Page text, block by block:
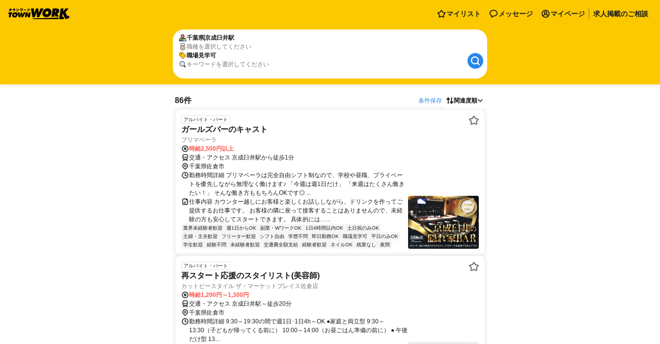
マイリスト メッセージ マイページ 求人掲載のご相談
千葉県京成臼井駅
職種を選択してください
職場見学可
キーワードを選択してください
86件 条件保存 関連度順
アルバイト・パート
ガールズバーのキャスト
プリマベーラ
時給2,500円以上
交通・アクセス 京成臼井駅から徒歩1分
千葉県佐倉市
勤務時間詳細 プリマベーラは完全自由シフト制なので、学校や昼職、プライベー
トを優先しながら無理なく働けます♪ 「今週は週1日だけ」 「来週はたくさん働き
たい！」 そんな働き方ももちろんOKです◎ ...
仕事内容 カウンター越しにお客様と楽しくお話ししながら、ドリンクを作ってご
提供するお仕事です。 お客様の隣に座って接客することはありませんので、未経
験の方も安心してスタートできます。 具体的には…...
業界未経験者歓迎 週1日からOK 副業・WワークOK 1日4時間以内OK
土日祝のみOK
主婦・主夫歓迎
フリーター歓迎 シフト自由 学歴不問 即日勤務OK 職場見学可
平日のみOK
学生歓迎
経験不問 未経験者歓迎 交通費全額支給 経験者歓迎 ネイルOK 残業なし 夜間
アルバイト・パート
再スタート応援のスタイリスト(美容師)
カットビースタイル ザ・マーケットプレイス佐倉店
時給1,200円～1,300円
交通・アクセス 京成臼井駅～徒歩20分
千葉県佐倉市
勤務時間詳細 9:30～19:30の間で週1日･1日4h～OK ●家庭と両立型 9:30～
13:30（子どもが帰ってくる前に） 10:00～14:00（お昼ごはん準備の前に） ● 午後
だけ型 13...